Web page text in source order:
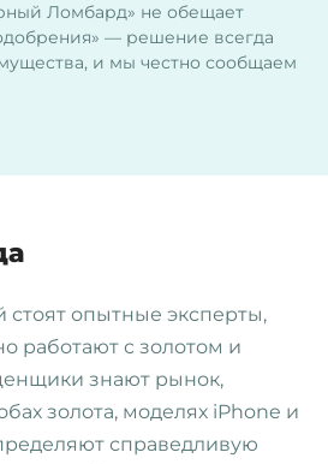
Ломбард» не обещает
— решение всегда
и мы честно сообщаем
стоят опытные эксперты,
работают с золотом и
знают рынок,
золота, моделях iPhone и
справедливую